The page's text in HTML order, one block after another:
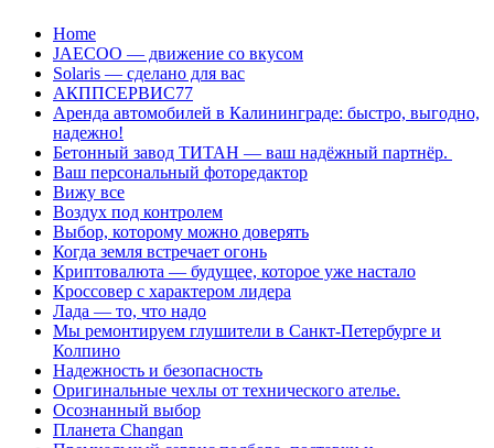
Перейти
содержанию
Home
JAECOO — движение со вкусом
Solaris — сделано для вас
АКППСЕРВИС77
Аренда автомобилей в Калининграде: быстро, выгодно,
надежно!
Бетонный завод ТИТАН — ваш надёжный партнёр.
Ваш персональный фоторедактор
Вижу все
Воздух под контролем
Выбор, которому можно доверять
Когда земля встречает огонь
Криптовалюта — будущее, которое уже настало
Кроссовер с характером лидера
Лада — то, что надо
Мы ремонтируем глушители в Санкт-Петербурге и
Колпино
Надежность и безопасность
Оригинальные чехлы от технического ателье.
Осознанный выбор
Планета Changan